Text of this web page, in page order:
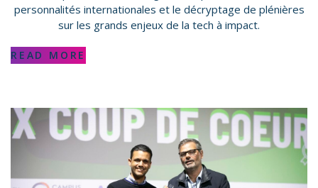
personnalités internationales et le décryptage de plénières
sur les grands enjeux de la tech à impact.
READ MORE